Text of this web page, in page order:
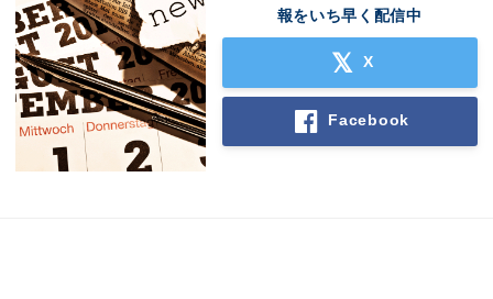
報をいち早く配信中
X
Facebook